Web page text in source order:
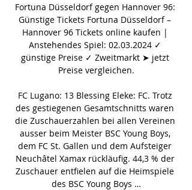
Fortuna Düsseldorf gegen Hannover 96:
Günstige Tickets Fortuna Düsseldorf –
Hannover 96 Tickets online kaufen |
Anstehendes Spiel: 02.03.2024 ✓
günstige Preise ✓ Zweitmarkt ➤ jetzt
Preise vergleichen.
FC Lugano: 13 Blessing Eleke: FC. Trotz
des gestiegenen Gesamtschnitts waren
die Zuschauerzahlen bei allen Vereinen
ausser beim Meister BSC Young Boys,
dem FC St. Gallen und dem Aufsteiger
Neuchâtel Xamax rückläufig. 44,3 % der
Zuschauer entfielen auf die Heimspiele
des BSC Young Boys …